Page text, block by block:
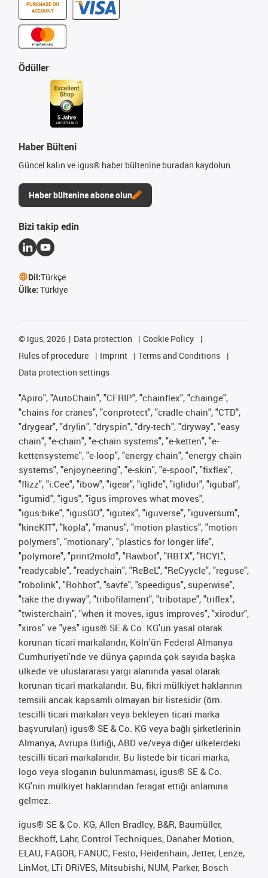
PURCHASE ON
ACCOUNT
Ödüller
Haber Bülteni
Güncel kalın ve igus® haber bültenine buradan kaydolun.
Haber bültenine abone olun
Bizi takip edin
Dil:Türkçe
Ülke: Türkiye
© igus, 2026 Data protection
Cookie Policy
Rules of procedure
Imprint
Terms and Conditions
Data protection settings
"Apiro", "AutoChain", "CFRIP", "chainflex", "chainge",
"chains for cranes", "conprotect", "cradle-chain", "CTD",
"drygear", "drylin", "dryspin", "dry-tech", "dryway", "easy
chain", "e-chain", "e-chain systems", "e-ketten", "e-
kettensysteme", "e-loop", "energy chain", "energy chain
systems", "enjoyneering", "e-skin", "e-spool", "fixflex",
"flizz", "i.Cee", "ibow", "igear", "iglide", "iglidur", "igubal",
"igumid", "igus", "igus improves what moves",
"igus:bike", "igusGO", "igutex", "iguverse", "iguversum",
"kineKIT", "kopla", "manus", "motion plastics", "motion
polymers", "motionary", "plastics for longer life",
"polymore", "print2mold", "Rawbot", "RBTX", "RCYL",
"readycable", "readychain", "ReBeL", "ReCyycle", "reguse",
"robolink", "Rohbot", "savfe", "speedigus", superwise",
"take the dryway", "tribofilament", "tribotape", "triflex",
"twisterchain", "when it moves, igus improves", "xirodur",
"xiros" ve "yes" igus® SE & Co. KG'un yasal olarak
korunan ticari markalarıdır, Köln'ün Federal Almanya
Cumhuriyeti'nde ve dünya çapında çok sayıda başka
ülkede ve uluslararası yargı alanında yasal olarak
korunan ticari markalarıdır. Bu, fikri mülkiyet haklarının
temsili ancak kapsamlı olmayan bir listesidir (örn.
tescilli ticari markaları veya bekleyen ticari marka
başvuruları) igus® SE & Co. KG veya bağlı şirketlerinin
Almanya, Avrupa Birliği, ABD ve/veya diğer ülkelerdeki
tescilli ticari markalarıdır. Bu listede bir ticari marka,
logo veya sloganın bulunmaması, igus® SE & Co.
KG'nin mülkiyet haklarından feragat ettiği anlamına
gelmez.
igus® SE & Co. KG, Allen Bradley, B&R, Baumüller,
Beckhoff, Lahr, Control Techniques, Danaher Motion,
ELAU, FAGOR, FANUC, Festo, Heidenhain, Jetter, Lenze,
LinMot, LTi DRiVES, Mitsubishi, NUM, Parker, Bosch